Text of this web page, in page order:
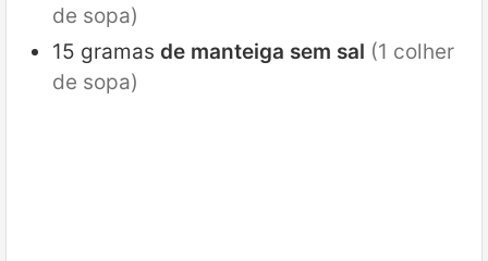
de sopa)
15 gramas de manteiga sem sal (1 colher
de sopa)